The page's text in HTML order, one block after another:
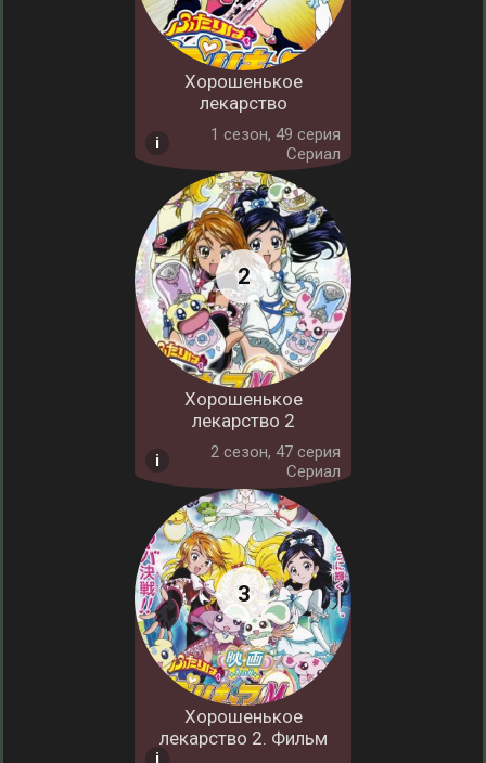
Хорошенькое
лекарство
1 cезон, 49 серия
Сериал
Хорошенькое
лекарство 2
2 cезон, 47 серия
Сериал
Хорошенькое
лекарство 2. Фильм